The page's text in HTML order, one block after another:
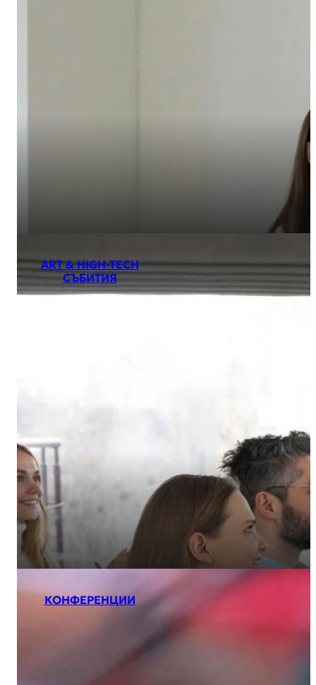
ART & HIGH-TECH
СЪБИТИЯ
КОНФЕРЕНЦИИ